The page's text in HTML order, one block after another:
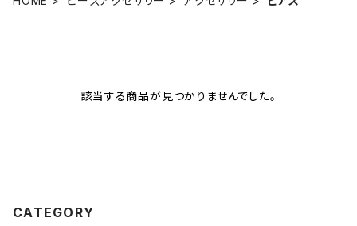
該当する商品が見つかりませんでした。
CATEGORY